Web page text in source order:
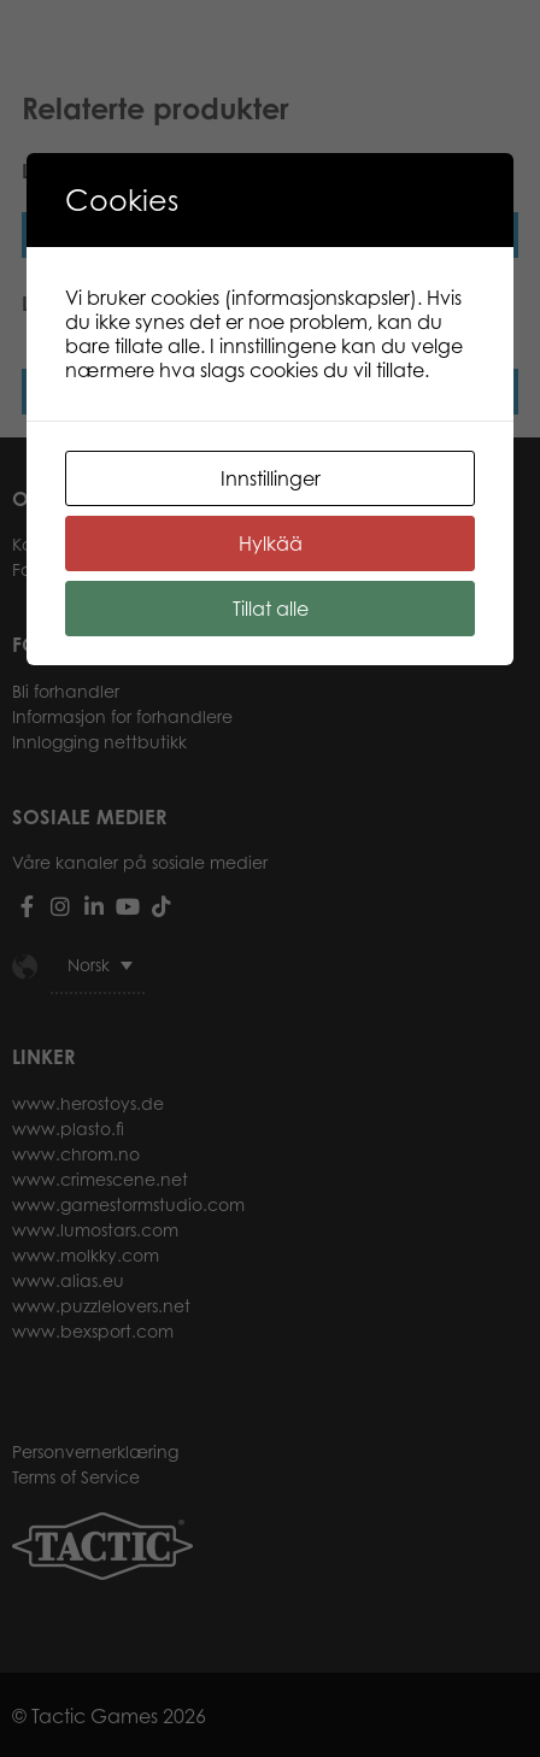
Relaterte produkter
Lumo Lynx Tundra big
Lumo Dino Plesiosaur big
Lumo Stars Wolf Susi big
plush
OM OSS
Kontakter
Forhandlere
FOR VÅRE KUNDER
Bli forhandler
Informasjon for forhandlere
Innlogging nettbutikk
SOSIALE MEDIER
Våre kanaler på sosiale medier
Norsk
LINKER
www.herostoys.de
www.plasto.fi
www.chrom.no
www.crimescene.net
www.gamestormstudio.com
www.lumostars.com
www.molkky.com
www.alias.eu
www.puzzlelovers.net
www.bexsport.com
Personvernerklæring
Terms of Service
© Tactic Games 2026
Cookies
Vi bruker cookies (informasjonskapsler). Hvis
du ikke synes det er noe problem, kan du
bare tillate alle. I innstillingene kan du velge
nærmere hva slags cookies du vil tillate.
Innstillinger
Hylkää
Tillat alle